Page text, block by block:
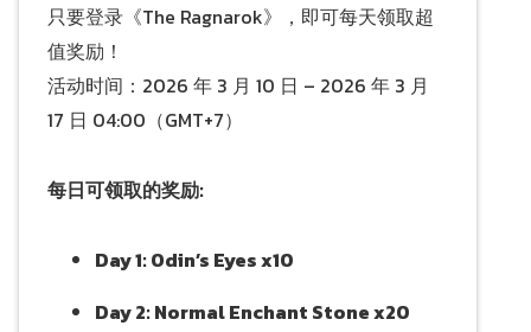
只要登录《The Ragnarok》，即可每天领取超
值奖励！
活动时间：2026 年 3 月 10 日 – 2026 年 3 月
17 日 04:00（GMT+7）
每日可领取的奖励:
Day 1: Odin’s Eyes x10
Day 2: Normal Enchant Stone x20